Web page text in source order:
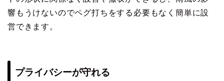
響もうけないのでペグ打ちをする必要もなく簡単に設
営できます。
プライバシーが守れる